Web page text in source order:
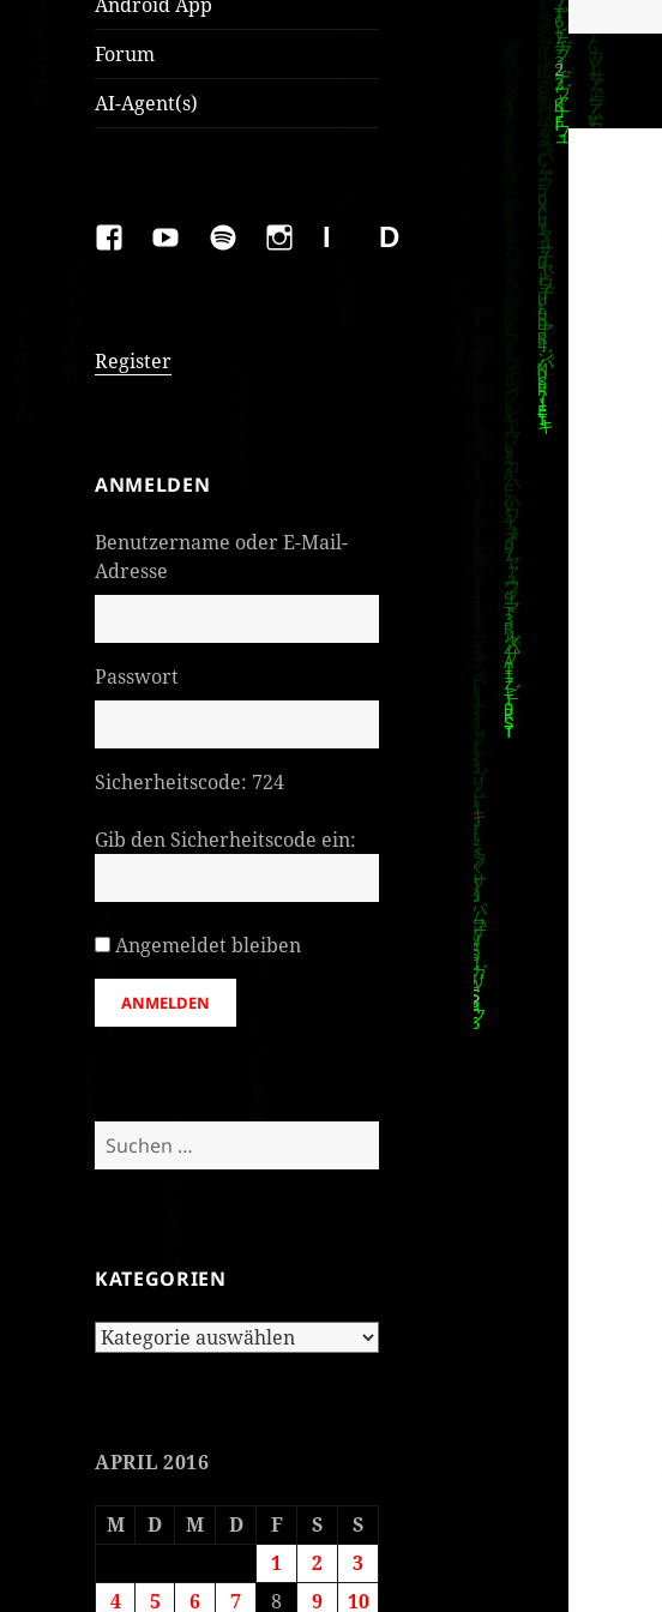
Forum
AI-Agent(s)
FAKEBOOK
YOUTUBESPOTIFYINSTAGRAM
IMPRESSUMDatenschutzerklärung
Register
ANMELDEN
Benutzername oder E-Mail-
Adresse
Passwort
Sicherheitscode: 724
Gib den Sicherheitscode ein:
Angemeldet bleiben
ANMELDEN
Suchen
nach:
KATEGORIEN
Kategorien
APRIL 2016
M D M D F S
S
1
2
3
4
5 6 7 8 9
10